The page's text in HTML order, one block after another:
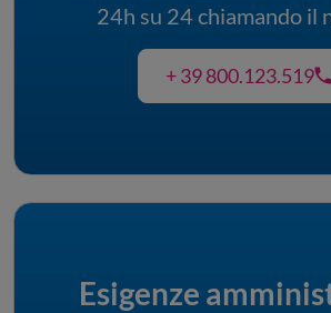
24h su 24 chiamando il
+ 39 800.123.519
Esigenze